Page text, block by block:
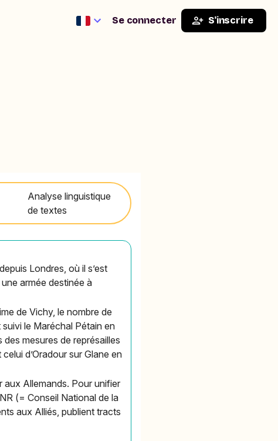
Se connecter S'inscrire
Analyse linguistique
de textes
Londres, où il s’est
armée destinée à
de Vichy, le nombre de
le Maréchal Pétain en
mesures de représailles
d’Oradour sur Glane en
aux Allemands. Pour unifier
(= Conseil National de la
aux Alliés, publient tracts